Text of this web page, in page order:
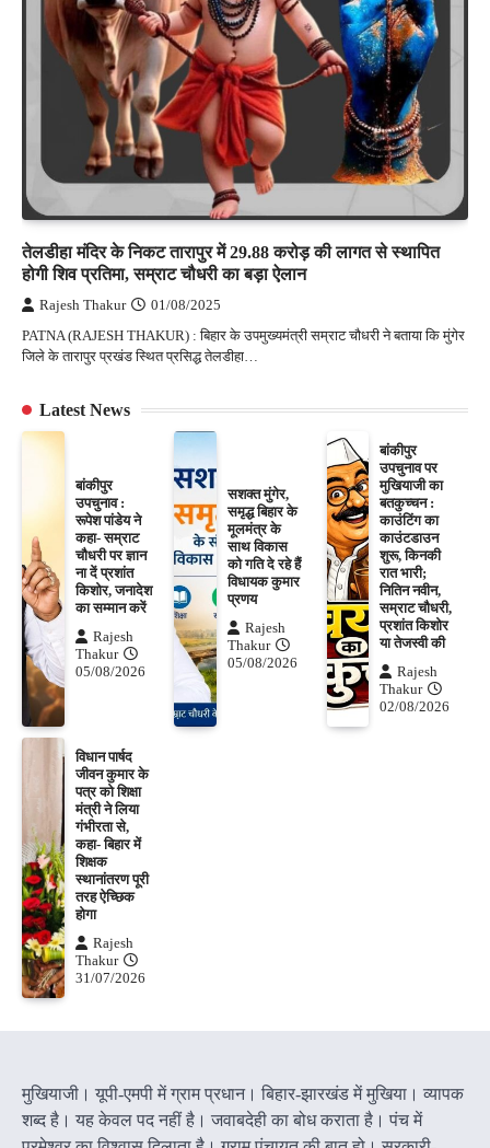
तेलडीहा मंदिर के निकट तारापुर में 29.88 करोड़ की लागत से स्थापित
होगी शिव प्रतिमा, सम्राट चौधरी का बड़ा ऐलान
Rajesh Thakur 01/08/2025
PATNA (RAJESH THAKUR) : बिहार के उपमुख्यमंत्री सम्राट चौधरी ने बताया कि मुंगेर
जिले के तारापुर प्रखंड स्थित प्रसिद्ध तेलडीहा…
Latest News
बांकीपुर
उपचुनाव :
रूपेश पांडेय ने
कहा- सम्राट
चौधरी पर ज्ञान
ना दें प्रशांत
किशोर, जनादेश
का सम्मान करें
Rajesh
Thakur
05/08/2026
सशक्त मुंगेर,
समृद्ध बिहार के
मूलमंत्र के
साथ विकास
को गति दे रहे हैं
विधायक कुमार
प्रणय
Rajesh
Thakur
05/08/2026
बांकीपुर
उपचुनाव पर
मुखियाजी का
बतकुच्चन :
काउंटिंग का
काउंटडाउन
शुरू, किनकी
रात भारी;
नितिन नवीन,
सम्राट चौधरी,
प्रशांत किशोर
या तेजस्वी की
Rajesh
Thakur
02/08/2026
विधान पार्षद
जीवन कुमार के
पत्र को शिक्षा
मंत्री ने लिया
गंभीरता से,
कहा- बिहार में
शिक्षक
स्थानांतरण पूरी
तरह ऐच्छिक
होगा
Rajesh
Thakur
31/07/2026
मुखियाजी। यूपी-एमपी में ग्राम प्रधान। बिहार-झारखंड में मुखिया। व्यापक
शब्द है। यह केवल पद नहीं है। जवाबदेही का बोध कराता है। पंच में